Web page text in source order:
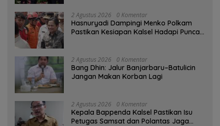
2 Agustus 2026 0 Komentar
Hasnuryadi Dampingi Menko Polkam
Pastikan Kesiapan Kalsel Hadapi Puncak
2 Agustus 2026 0 Komentar
Bang Dhin: Jalur Banjarbaru–Batulicin
Jangan Makan Korban Lagi
2 Agustus 2026 0 Komentar
Kepala Bappenda Kalsel Pastikan Isu
Petugas Samsat dan Polantas Jaga